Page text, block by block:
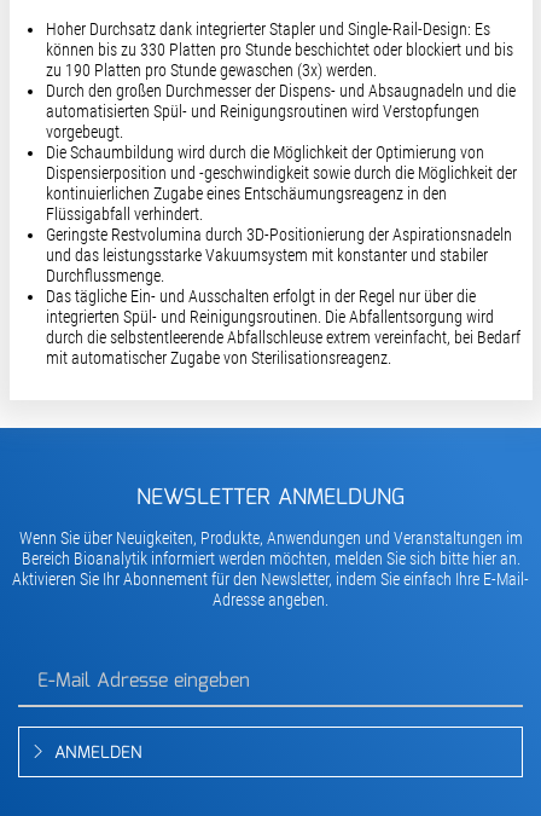
Hoher Durchsatz dank integrierter Stapler und Single-Rail-Design: Es
können bis zu 330 Platten pro Stunde beschichtet oder blockiert und bis
zu 190 Platten pro Stunde gewaschen (3x) werden.
Durch den großen Durchmesser der Dispens- und Absaugnadeln und die
automatisierten Spül- und Reinigungsroutinen wird Verstopfungen
vorgebeugt.
Die Schaumbildung wird durch die Möglichkeit der Optimierung von
Dispensierposition und -geschwindigkeit sowie durch die Möglichkeit der
kontinuierlichen Zugabe eines Entschäumungsreagenz in den
Flüssigabfall verhindert.
Geringste Restvolumina durch 3D-Positionierung der Aspirationsnadeln
und das leistungsstarke Vakuumsystem mit konstanter und stabiler
Durchflussmenge.
Das tägliche Ein- und Ausschalten erfolgt in der Regel nur über die
integrierten Spül- und Reinigungsroutinen. Die Abfallentsorgung wird
durch die selbstentleerende Abfallschleuse extrem vereinfacht, bei Bedarf
mit automatischer Zugabe von Sterilisationsreagenz.
NEWSLETTER ANMELDUNG
Wenn Sie über Neuigkeiten, Produkte, Anwendungen und Veranstaltungen im
Bereich Bioanalytik informiert werden möchten, melden Sie sich bitte hier an.
Aktivieren Sie Ihr Abonnement für den Newsletter, indem Sie einfach Ihre E-Mail-
Adresse angeben.
ANMELDEN